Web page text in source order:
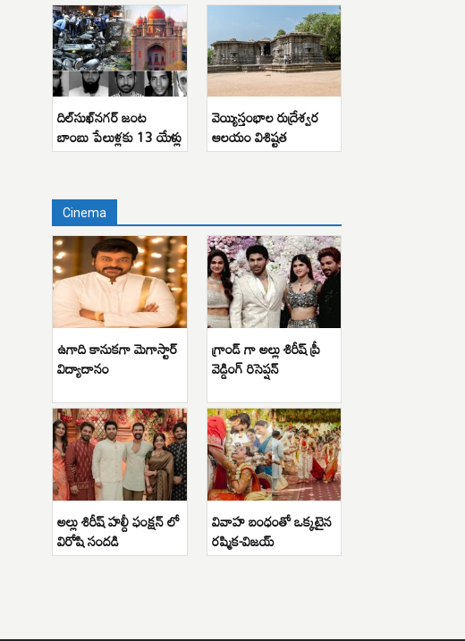
దిల్‌సుఖ్‌నగర్ జంట
బాంబు పేలుళ్లకు 13 యేళ్లు
వెయ్యిస్తంభాల రుద్రేశ్వర
ఆలయం విశిష్టత
Cinema
ఉగాది కానుకగా మెగాస్టార్
విద్యాదానం
గ్రాండ్ గా అల్లు శిరీష్ ప్రీ
వెడ్డింగ్ రిసెప్షన్
అల్లు శిరీష్ హల్దీ ఫంక్షన్ లో
విరోషి సందడి
వివాహ బంధంతో ఒక్కటైన
రష్మిక-విజయ్